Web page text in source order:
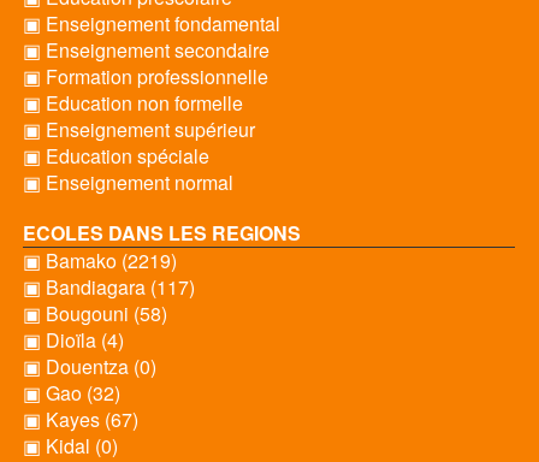
▣ Enseignement fondamental
▣ Enseignement secondaire
▣ Formation professionnelle
▣ Education non formelle
▣ Enseignement supérieur
▣ Education spéciale
▣ Enseignement normal
ECOLES DANS LES REGIONS
▣ Bamako (2219)
▣ Bandiagara (117)
▣ Bougouni (58)
▣ Dioïla (4)
▣ Douentza (0)
▣ Gao (32)
▣ Kayes (67)
▣ Kidal (0)